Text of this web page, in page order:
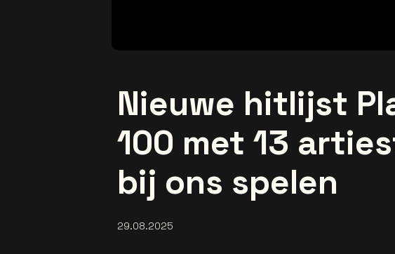
Nieuwe hitlijst
100 met 13
bij ons spelen
29.08.2025